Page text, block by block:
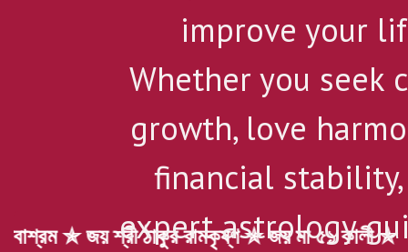
improve your
Whether you seek
growth, love
financial
expert astrology
রামকৃষ্ণ ✯ জয় মা ৫১ কালী ✯